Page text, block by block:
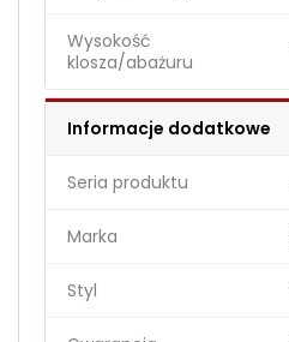
Wysokość
klosza/abażuru
Informacje dodatkowe
Seria produktu
Marka
Styl